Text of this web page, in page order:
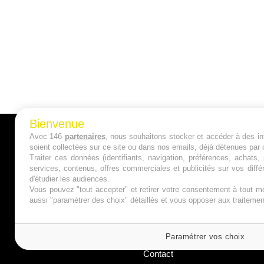
A PROPOS
Qui sommes nous ?
Mentions Légales
Politique de Cookies
Contact
Bienvenue
Avec 146 partenaires, nous souhaitons stocker et accéder à des
soient collectées sur ce site ou dans nos emails, déjà détenues
Traiter ces données (identifiants, navigation, préférences,
services, contenus, offres commerciales et publicités sur vos
d'étudier les audiences.
Vous pouvez "tout accepter" et retirer votre consentement à tout
aussi "paramétrer des choix" détaillés et vous opposer aux
Paramétrer vos choix